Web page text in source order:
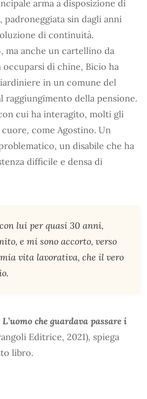
arma a disposizione di
padroneggiata sin dagli anni
di continuità.
ma anche un cartellino da
di chine, Bicio ha
in un comune del
raggiungimento della pensione.
cui ha interagito, molti gli
come Agostino. Un
un disabile che ha
difficile e densa di
lui per quasi 30 anni,
e mi sono accorto, verso
vita lavorativa, che il vero
L’uomo che guardava passare i
Editrice, 2021), spiega
libro.